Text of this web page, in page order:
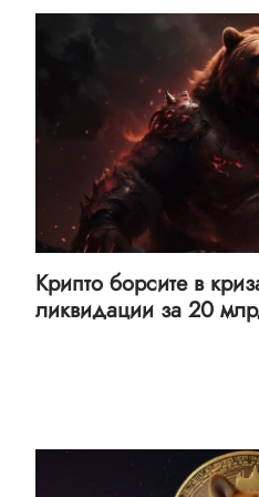
Крипто борсите в
ликвидации за 20